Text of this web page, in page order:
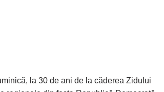
la 30 de ani de la căderea Zidului